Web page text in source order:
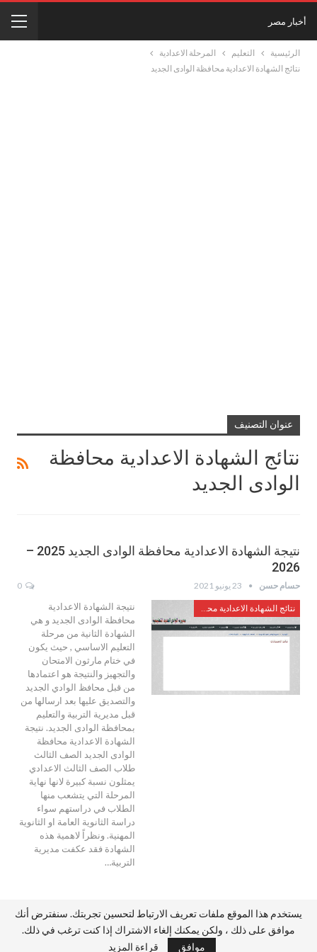
أخبار مصر
الرئيسية التعليم
المرحلة الاعدادية
نتائج الشهادة الاعدادية محافظة الوادى الجديد
عنوان التصنيف
نتائج الشهادة الاعدادية محافظة
الوادى الجديد
نتيجة الشهادة الاعدادية محافظة الوادى الجديد 2025 –
2026
حسام حسن 23 يونيو 2021
نتيجة الشهادة الاعدادية
محافظة الوادى الجديد و هي
الشهادة الثانية من مرحلة
التعليم الاساسي , حيث يكون
في ختام مارثون الامتحان
والتجهيز والنتيجة هو اعتمادها
من قبل محافظ الوادي الجديد
والتصديق عليها بعد ارسالها من
قبل مديرية التربية والتعليم
بمحافظة الوادى الجديد. نتيجة
الشهادة الاعدادية محافظة
الوادى الجديد الصف الثالث
طلاب الصف الثالث الاعدادي
يمثلون نسبة كبيرة لانها نهاية
المرحلة التي يتشعب منها
الطلاب في دراستهم سواء
دراسة الثانوية العامة او الثانوية
المهنية. ونظراً لاهمية هذه
الشهادة فقد عكفت مديرية
التربية…
© 2026 - أخبار مصر. All Rights Reserved.
يستخدم هذا الموقع ملفات تعريف الارتباط لتحسين تجربتك. سنفترض أنك
موافق على ذلك ، ولكن يمكنك إلغاء الاشتراك إذا كنت ترغب في ذلك.
موافق
قراءة المزيد